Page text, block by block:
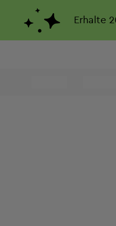
Erhalte